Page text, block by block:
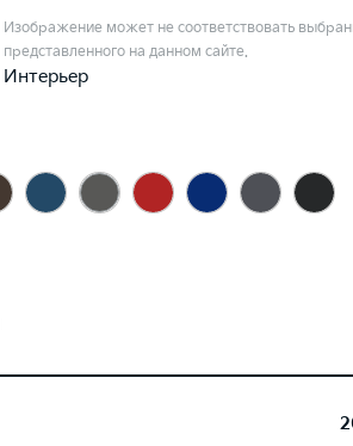
Изображение может не соответствовать
представленного на данном сайте.
Интерьер